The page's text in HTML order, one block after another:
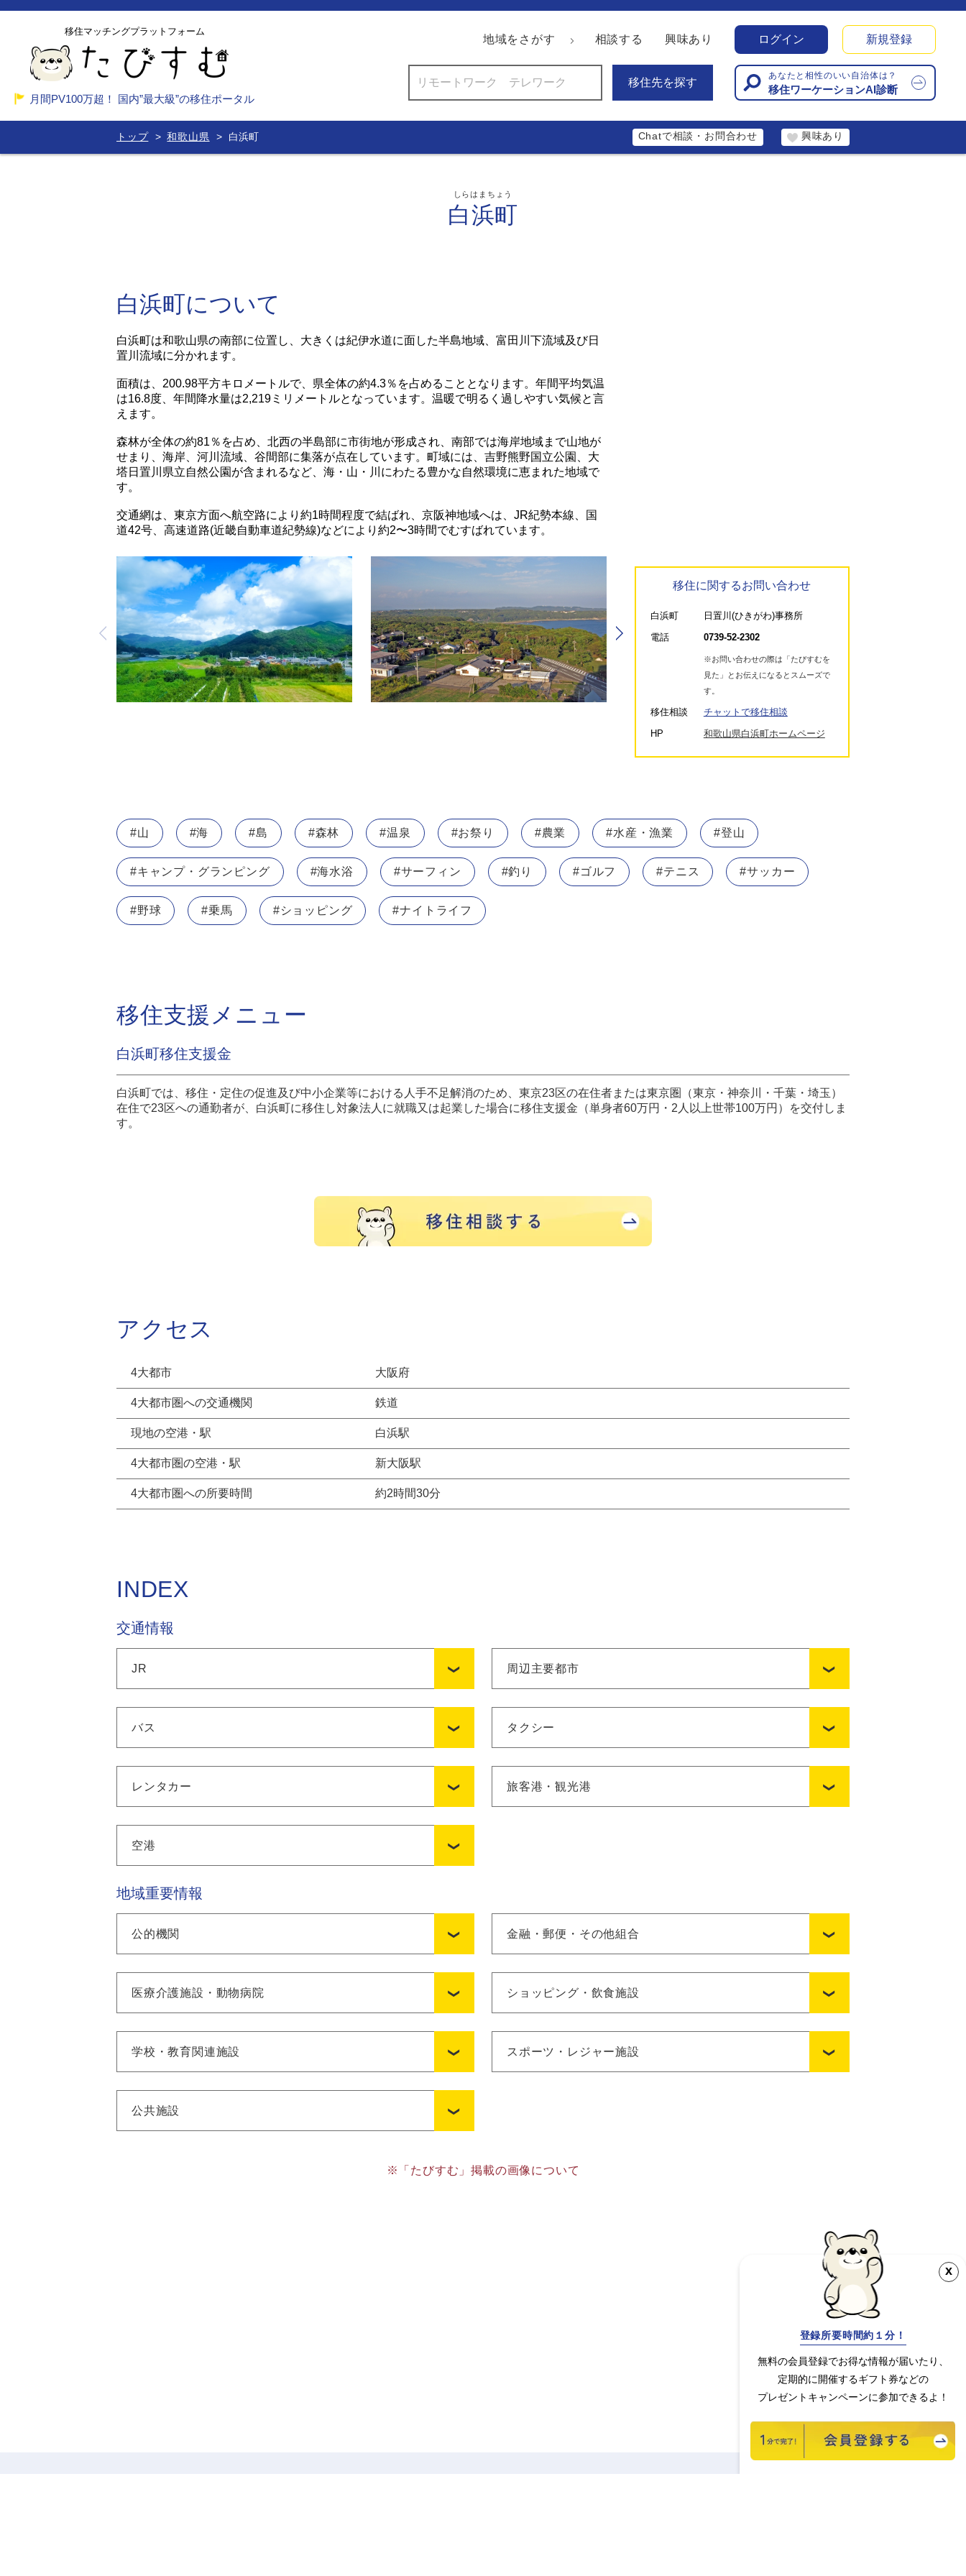
移住マッチングプラットフォーム
月間PV100万超！ 国内”最大級”の移住ポータル
地域をさがす 相談する 興味あり ログイン 新規登録
移住先を探す
あなたと相性のいい自治体は？
移住ワーケーションAI診断
トップ 和歌山県 白浜町 Chatで相談・お問合わせ 興味あり
白浜町
しらはまちょう
白浜町について
白浜町は和歌山県の南部に位置し、大きくは紀伊水道に面した半島地域、富田川下流域及び日
置川流域に分かれます。
面積は、200.98平方キロメートルで、県全体の約4.3％を占めることとなります。年間平均気温
は16.8度、年間降水量は2,219ミリメートルとなっています。温暖で明るく過しやすい気候と言
えます。
森林が全体の約81％を占め、北西の半島部に市街地が形成され、南部では海岸地域まで山地が
せまり、海岸、河川流域、谷間部に集落が点在しています。町域には、吉野熊野国立公園、大
塔日置川県立自然公園が含まれるなど、海・山・川にわたる豊かな自然環境に恵まれた地域で
す。
交通網は、東京方面へ航空路により約1時間程度で結ばれ、京阪神地域へは、JR紀勢本線、国
道42号、高速道路(近畿自動車道紀勢線)などにより約2〜3時間でむすばれています。
移住に関するお問い合わせ
白浜町
日置川(ひきがわ)事務所
電話
0739-52-2302
※お問い合わせの際は「たびすむを
見た」とお伝えになるとスムーズで
す。
移住相談
チャットで移住相談
HP
和歌山県白浜町ホームページ
#山 #海 #島 #森林 #温泉 #お祭り #農業 #水産・漁業 #登山
#キャンプ・グランピング #海水浴 #サーフィン #釣り #ゴルフ #テニス #サッカー
#野球 #乗馬 #ショッピング #ナイトライフ
移住支援メニュー
白浜町移住支援金
白浜町では、移住・定住の促進及び中小企業等における人手不足解消のため、東京23区の在住者または東京圏（東京・神奈川・千葉・埼玉）
在住で23区への通勤者が、白浜町に移住し対象法人に就職又は起業した場合に移住支援金（単身者60万円・2人以上世帯100万円）を交付しま
す。
アクセス
4大都市 大阪府
4大都市圏への交通機関 鉄道
現地の空港・駅 白浜駅
4大都市圏の空港・駅 新大阪駅
4大都市圏への所要時間 約2時間30分
INDEX
交通情報
JR
バス
レンタカー
空港
周辺主要都市
タクシー
旅客港・観光港
地域重要情報
公的機関
医療介護施設・動物病院
学校・教育関連施設
公共施設
金融・郵便・その他組合
ショッピング・飲食施設
スポーツ・レジャー施設
※「たびすむ」掲載の画像について
x
登録所要時間約１分！
無料の会員登録でお得な情報が届いたり、
定期的に開催するギフト券などの
プレゼントキャンペーンに参加できるよ！